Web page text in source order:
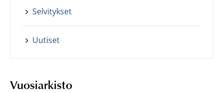
Selvitykset
Uutiset
Vuosiarkisto